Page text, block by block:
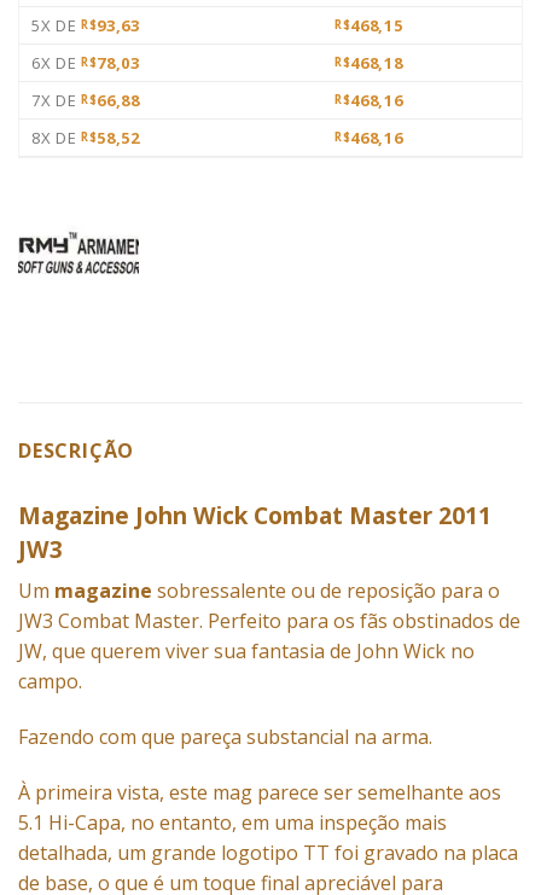
5X DE R$93,63 R$468,15
6X DE R$78,03 R$468,18
7X DE R$66,88 R$468,16
8X DE R$58,52 R$468,16
DESCRIÇÃO
Magazine John Wick Combat Master 2011
JW3
Um magazine sobressalente ou de reposição para o
JW3 Combat Master. Perfeito para os fãs obstinados de
JW, que querem viver sua fantasia de John Wick no
campo.
Fazendo com que pareça substancial na arma.
À primeira vista, este mag parece ser semelhante aos
5.1 Hi-Capa, no entanto, em uma inspeção mais
detalhada, um grande logotipo TT foi gravado na placa
de base, o que é um toque final apreciável para